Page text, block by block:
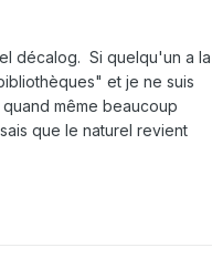
décalog. Si quelqu'un a la
et je ne suis
même beaucoup
que le naturel revient